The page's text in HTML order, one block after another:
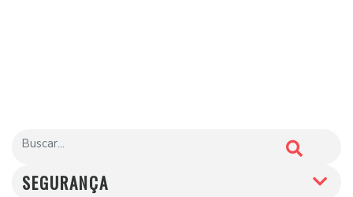
SEGURANÇA